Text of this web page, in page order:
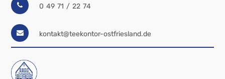
0 49 71 / 22 74
kontakt@teekontor-ostfriesland.de